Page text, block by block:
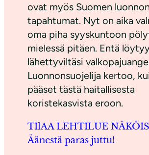
ovat myös Suomen
tapahtumat. Nyt on aika
oma piha syyskuntoon
mielessä pitäen. Entä
lähettyviltäsi
Luonnonsuojelija kertoo,
pääset tästä haitallisesta
koristekasvista eroon.
TIlAA LEHTILUE
Äänestä paras juttu!